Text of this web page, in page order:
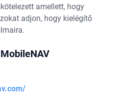
amellett, hogy
adjon, hogy kielégítő